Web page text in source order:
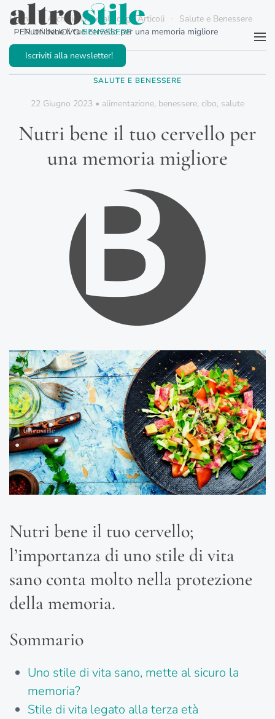
Passa al contenuto principale
Iscriviti alla newsletter!
Home Archivio Generale degli Articoli
Salute e Benessere
Nutri bene il tuo cervello per una memoria migliore
SALUTE E BENESSERE
22 Giugno 2023 • alimentazione, benessere, cibo, salute
Nutri bene il tuo cervello per
una memoria migliore
Nutri bene il tuo cervello;
l’importanza di uno stile di vita
sano conta molto nella protezione
della memoria.
Sommario
Uno stile di vita sano, mette al sicuro la
memoria?
Stile di vita legato alla terza età